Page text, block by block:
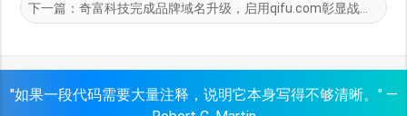
下一篇：奇富科技完成品牌域名升级，启用qifu.com彰显战略布局
"如果一段代码需要大量注释，说明它本身写得不够清晰。" —